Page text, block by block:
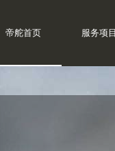
帝舵首页 服务项目